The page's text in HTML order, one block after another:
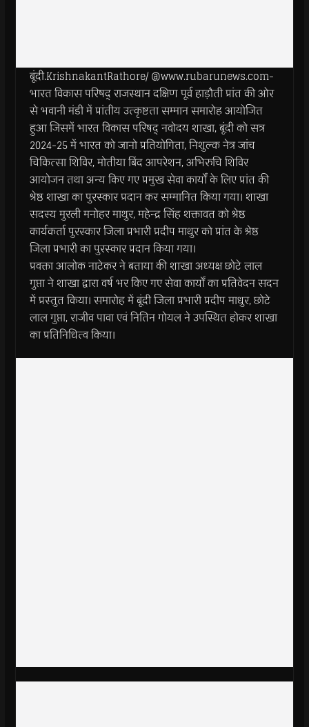
बूंदी.KrishnakantRathore/ @www.rubarunews.com-
भारत विकास परिषद् राजस्थान दक्षिण पूर्व हाड़ौती प्रांत की ओर
से भवानी मंडी में प्रांतीय उत्कृष्टता सम्मान समारोह आयोजित
हुआ जिसमें भारत विकास परिषद् नवोदय शाखा, बूंदी को सत्र
2024-25 में भारत को जानो प्रतियोगिता, निशुल्क नेत्र जांच
चिकित्सा शिविर, मोतीया बिंद आपरेशन, अभिरुचि शिविर
आयोजन तथा अन्य किए गए प्रमुख सेवा कार्यों के लिए प्रांत की
श्रेष्ठ शाखा का पुरस्कार प्रदान कर सम्मानित किया गया। शाखा
सदस्य मुरली मनोहर माथुर, महेन्द्र सिंह शक्तावत को श्रेष्ठ
कार्यकर्ता पुरस्कार जिला प्रभारी प्रदीप माथुर को प्रांत के श्रेष्ठ
जिला प्रभारी का पुरस्कार प्रदान किया गया।
प्रवक्ता आलोक नाटेकर ने बताया की शाखा अध्यक्ष छोटे लाल
गुप्ता ने शाखा द्वारा वर्ष भर किए गए सेवा कार्यों का प्रतिवेदन सदन
में प्रस्तुत किया। समारोह में बूंदी जिला प्रभारी प्रदीप माधुर, छोटे
लाल गुप्ता, राजीव पावा एवं नितिन गोयल ने उपस्थित होकर शाखा
का प्रतिनिधित्व किया।